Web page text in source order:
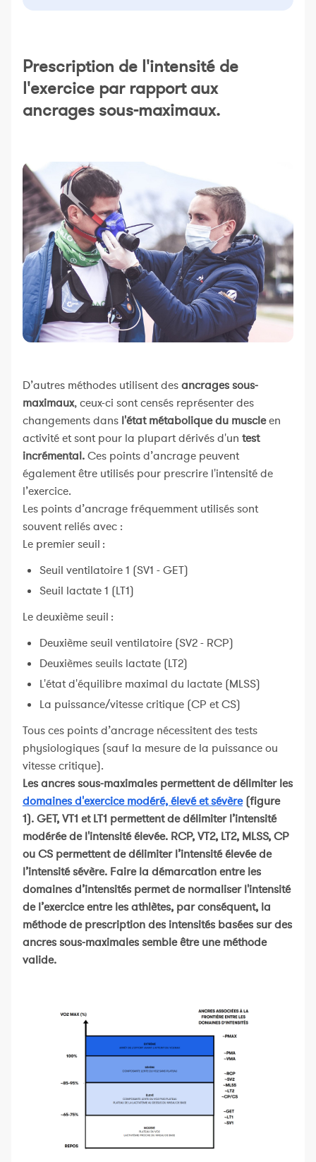
Prescription de l'intensité de
l'exercice par rapport aux
ancrages sous-maximaux.
D’autres méthodes utilisent desancrages sous-
maximaux, ceux-ci sont censés représenter des
changements dans l'état métabolique du muscleen
activité et sont pour la plupart dérivés d'un test
incrémental.Ces points d’ancrage peuvent
également être utilisés pour prescrire l'intensité de
l’exercice.
Les points d’ancrage fréquemment utilisés sont
souvent reliés avec :
Le premier seuil :
Seuil ventilatoire 1 (SV1 - GET)
Seuil lactate 1 (LT1)
Le deuxième seuil :
Deuxième seuil ventilatoire (SV2 - RCP)
Deuxièmes seuils lactate (LT2)
L'état d'équilibre maximal du lactate (MLSS)
La puissance/vitesse critique (CP et CS)
Tous ces points d’ancrage nécessitent des tests
physiologiques (sauf la mesure de la puissance ou
vitesse critique).
Les ancres sous-maximales permettent de délimiter les
domaines d'exercice modéré, élevé et sévère(figure
1). GET, VT1 et LT1 permettent de délimiter l’intensité
modérée de l'intensité élevée. RCP, VT2, LT2, MLSS, CP
ou CS permettent de délimiter l’intensité élevée de
l’intensité sévère. Faire la démarcation entre les
domaines d’intensités permet de normaliser l'intensité
de l’exercice entre les athlètes, par conséquent, la
méthode de prescription des intensités basées sur des
ancres sous-maximales semble être une méthode
valide.